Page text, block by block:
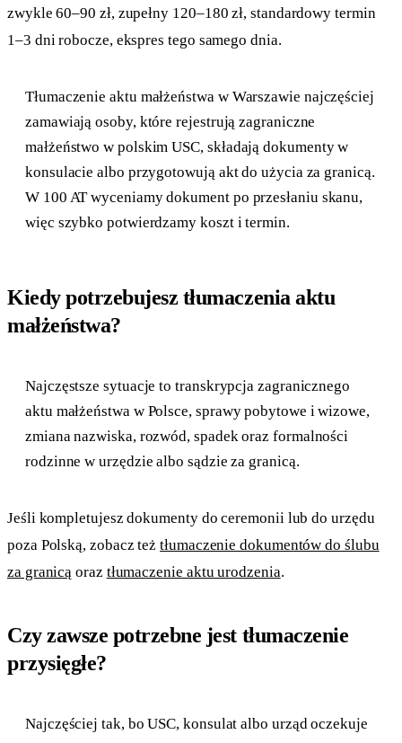
zwykle 60–90 zł, zupełny 120–180 zł, standardowy termin
1–3 dni robocze, ekspres tego samego dnia.
Tłumaczenie aktu małżeństwa w Warszawie najczęściej
zamawiają osoby, które rejestrują zagraniczne
małżeństwo w polskim USC, składają dokumenty w
konsulacie albo przygotowują akt do użycia za granicą.
W 100 AT wyceniamy dokument po przesłaniu skanu,
więc szybko potwierdzamy koszt i termin.
Kiedy potrzebujesz tłumaczenia aktu
małżeństwa?
Najczęstsze sytuacje to transkrypcja zagranicznego
aktu małżeństwa w Polsce, sprawy pobytowe i wizowe,
zmiana nazwiska, rozwód, spadek oraz formalności
rodzinne w urzędzie albo sądzie za granicą.
Jeśli kompletujesz dokumenty do ceremonii lub do urzędu
poza Polską, zobacz teżtłumaczenie dokumentów do ślubu
za granicą oraz tłumaczenie aktu urodzenia.
Czy zawsze potrzebne jest tłumaczenie
przysięgłe?
Najczęściej tak, bo USC, konsulat albo urząd oczekuje